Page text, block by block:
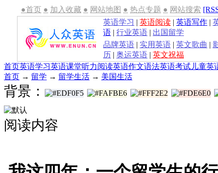
●首页 ● 加入收藏 ● 网站地图 ● 热点专题 ● 网站搜索
英语学习 | 英语阅读 | 英语写作 |
语 | 行业英语 | 出国留学
品牌英语 | 实用英语 | 英文歌曲 |
历 | 奥运英语 | 英文祝福
首页英语学习英语课堂听力阅读英语作文语法英语考试 儿童英
首页 → 留学 → 留学生活 → 美国生活
背景：
阅读内容